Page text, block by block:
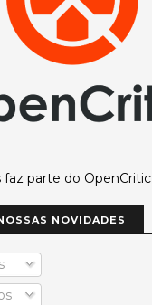
faz parte do OpenCritic
NOVIDADES